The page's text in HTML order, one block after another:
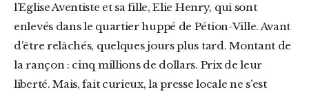
l’Eglise Aventiste et sa fille, Elie Henry, qui sont
enlevés dans le quartier huppé de Pétion-Ville. Avant
d’être relâchés, quelques jours plus tard. Montant de
la rançon : cinq millions de dollars. Prix de leur
liberté. Mais, fait curieux, la presse locale ne s’est